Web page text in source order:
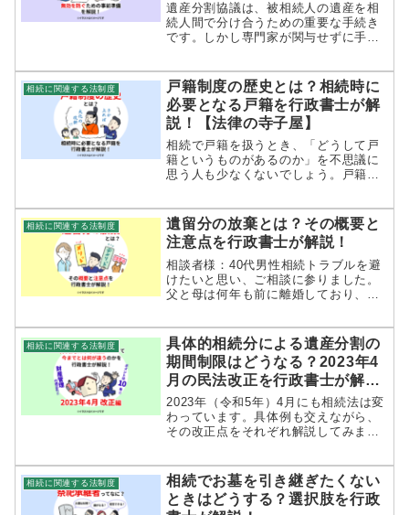
遺産分割協議は、被相続人の遺産を相
続人間で分け合うための重要な手続き
です。しかし専門家が関与せずに手続
することもあります。もし遺産分割協
議後に新たに相続人が見つかった場
合、当...
相続に関連する法制度
戸籍制度の歴史とは？相続時に
必要となる戸籍を行政書士が解
説！【法律の寺子屋】
相続で戸籍を扱うとき、「どうして戸
籍というものがあるのか」を不思議に
思う人も少なくないでしょう。戸籍が
続きもできません。ところが、世界を
見渡すと戸籍制度を導入している国は
少...
相続に関連する法制度
遺留分の放棄とは？その概要と
注意点を行政書士が解説！
相談者様：40代男性相続トラブルを避
けたいと思い、ご相談に参りました。
父と母は何年も前に離婚しており、父
が、私も自立して暮らしております
し、父の遺産を受け取る気はありませ
ん...
相続に関連する法制度
具体的相続分による遺産分割の
期間制限はどうなる？2023年4
月の民法改正を行政書士が解
説！
2023年（令和5年）4月にも相続法は変
わっています。具体例も交えながら、
その改正点をそれぞれ解説してみまし
で、より法律と社会情勢の密接な関わ
りがわかるようになるかと思います。
ぜひご一読ください。
相続に関連する法制度
相続でお墓を引き継ぎたくない
ときはどうする？選択肢を行政